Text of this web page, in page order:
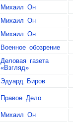
Михаил Он
Михаил Он
Михаил Он
Военное обозрение
Деловая газета
«Взгляд»
Эдуард Биров
Правое Дело
Михаил Он